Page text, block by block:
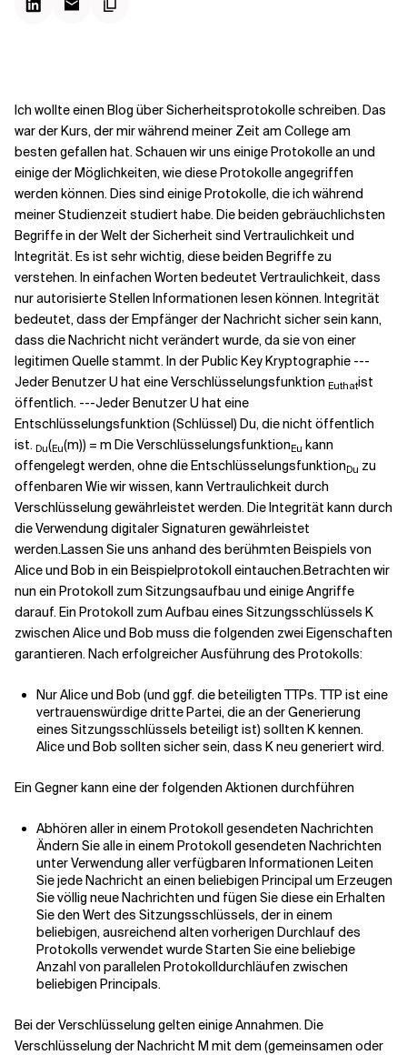
Verwandte Themen
Ich wollte einen Blog über Sicherheitsprotokolle schreiben. Das
war der Kurs, der mir während meiner Zeit am College am
besten gefallen hat. Schauen wir uns einige Protokolle an und
einige der Möglichkeiten, wie diese Protokolle angegriffen
werden können. Dies sind einige Protokolle, die ich während
meiner Studienzeit studiert habe. Die beiden gebräuchlichsten
Begriffe in der Welt der Sicherheit sind Vertraulichkeit und
Integrität. Es ist sehr wichtig, diese beiden Begriffe zu
verstehen. In einfachen Worten bedeutet Vertraulichkeit, dass
nur autorisierte Stellen Informationen lesen können. Integrität
bedeutet, dass der Empfänger der Nachricht sicher sein kann,
dass die Nachricht nicht verändert wurde, da sie von einer
legitimen Quelle stammt.In der Public Key Kryptographie ---
Jeder Benutzer U hat eine Verschlüsselungsfunktion Euthatist
öffentlich. ---Jeder Benutzer U hat eine
Entschlüsselungsfunktion (Schlüssel) Du, die nicht öffentlich
ist. Du(Eu(m)) = m Die VerschlüsselungsfunktionEu kann
offengelegt werden, ohne die EntschlüsselungsfunktionDu zu
offenbaren Wie wir wissen, kann Vertraulichkeit durch
Verschlüsselung gewährleistet werden. Die Integrität kann durch
die Verwendung digitaler Signaturen gewährleistet
werden.Lassen Sie uns anhand des berühmten Beispiels von
Alice und Bob in ein Beispielprotokoll eintauchen.Betrachten wir
nun ein Protokoll zum Sitzungsaufbau und einige Angriffe
darauf. Ein Protokoll zum Aufbau eines Sitzungsschlüssels K
zwischen Alice und Bob muss die folgenden zwei Eigenschaften
garantieren. Nach erfolgreicher Ausführung des Protokolls:
Nur Alice und Bob (und ggf. die beteiligten TTPs. TTP ist eine
vertrauenswürdige dritte Partei, die an der Generierung
eines Sitzungsschlüssels beteiligt ist) sollten K kennen.
Alice und Bob sollten sicher sein, dass K neu generiert wird.
Ein Gegner kann eine der folgenden Aktionen durchführen
Abhören aller in einem Protokoll gesendeten Nachrichten
Ändern Sie alle in einem Protokoll gesendeten Nachrichten
unter Verwendung aller verfügbaren Informationen Leiten
Sie jede Nachricht an einen beliebigen Principal um Erzeugen
Sie völlig neue Nachrichten und fügen Sie diese ein Erhalten
Sie den Wert des Sitzungsschlüssels, der in einem
beliebigen, ausreichend alten vorherigen Durchlauf des
Protokolls verwendet wurde Starten Sie eine beliebige
Anzahl von parallelen Protokolldurchläufen zwischen
beliebigen Principals.
Bei der Verschlüsselung gelten einige Annahmen. Die
Verschlüsselung der Nachricht M mit dem (gemeinsamen oder